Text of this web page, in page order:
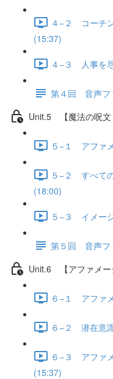
４−２ コーチ
(15:37)
４−３ 人事を
第４回 音声フ
Unit.5 【魔法の呪文
５−１ アファ
５−２ すべて
(18:00)
５−３ イメー
第５回 音声フ
Unit.6 【アファメー
６−１ アファ
６−２ 潜在意
６−３ アファ
(15:37)